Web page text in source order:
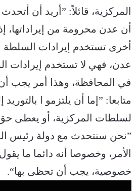
المركزية، قائلاً: ”أريد أن
أن عدن محرومة من إيراداتها،
أخرى تستخدم إيرادات السلطة
عدن، فهي لا تستخدم إيرادات
في المحافظة، وهذا أمر يجب
متابعا: ”إما أن يلتزمو ا
لسلطات المركزية، أو يعطى
”نحن سنتحدث مع دولة رئيس
الأمر، وخصوصا أنه دائما ما
خصوصية، يجب أن تحظى بها“.